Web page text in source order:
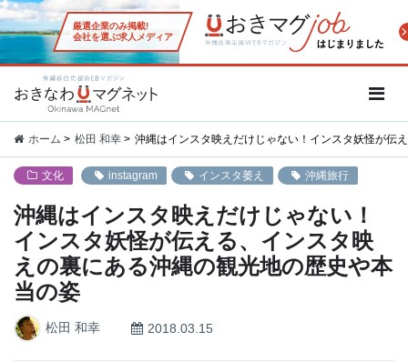
厳選企業のみ掲載!
会社を選ぶ求人メディア
ホーム 松田 和幸 沖縄はインスタ映えだけじゃない！インスタ妖怪が伝
文化 instagram インスタ萎え 沖縄旅行
沖縄はインスタ映えだけじゃない！
インスタ妖怪が伝える、インスタ映
えの裏にある沖縄の観光地の歴史や本
当の姿
松田 和幸 2018.03.15